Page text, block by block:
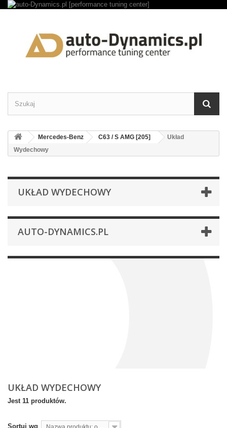
Mercedes-Benz C63 / S AMG [205]
Układ
Wydechowy
UKŁAD WYDECHOWY
AUTO-DYNAMICS.PL
UKŁAD WYDECHOWY
Jest 11 produktów.
Sortuj wg